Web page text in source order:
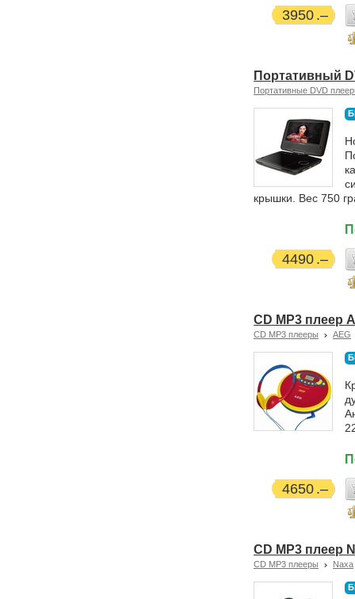
3950
Портативный
Портативные DVD
крышки. Вес 750
4490
CD MP3 плеер
CD MP3 плееры AEG
4650
CD MP3 плеер
CD MP3 плееры Naxa